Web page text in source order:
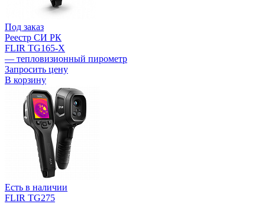
Под заказ
Реестр СИ РК
FLIR TG165-X
— тепловизионный пирометр
Запросить цену
В корзину
Есть в наличии
FLIR TG275